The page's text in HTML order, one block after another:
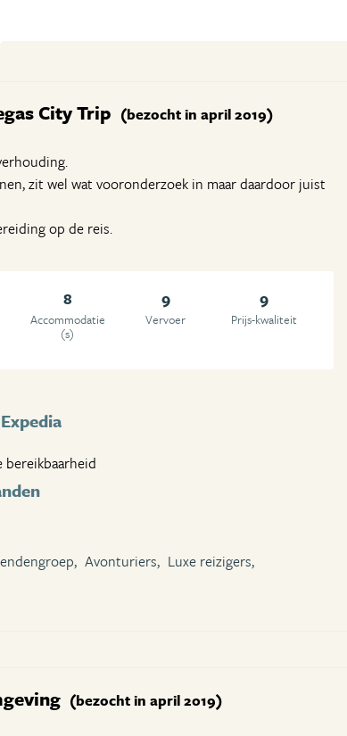
City Trip (bezocht in april 2019)
zit wel wat vooronderzoek in maar daardoor juist
op de reis.
8
Accommodatie
(s)
9
Vervoer
9
Prijs-kwaliteit
Avonturiers, Luxe reizigers,
(bezocht in april 2019)